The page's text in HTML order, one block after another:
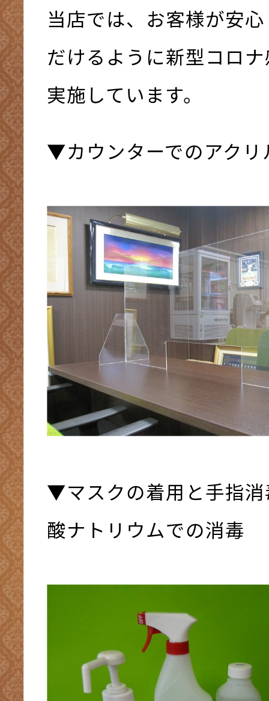
当店では、お客様が安
だけるように新型コロ
実施しています。
▼カウンターでのアクリ
▼マスクの着用と手指
酸ナトリウムでの消毒